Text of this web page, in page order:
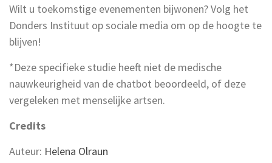
Wilt u toekomstige evenementen bijwonen? Volg het
Donders Instituut op sociale media om op de hoogte te
blijven!
*Deze specifieke studie heeft niet de medische
nauwkeurigheid van de chatbot beoordeeld, of deze
vergeleken met menselijke artsen.
Credits
Auteur: Helena Olraun